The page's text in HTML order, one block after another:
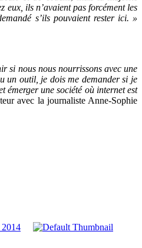
eux, ils n’avaient pas forcément les
s’ils pouvaient rester ici. »
si nous nous nourrissons avec une
un outil, je dois me demander si je
émerger une société où internet est
avec la journaliste Anne-Sophie
2014